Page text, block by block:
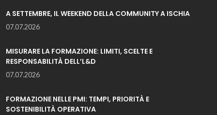
A SETTEMBRE, IL WEEKEND DELLA COMMUNITY A ISCHIA
07.07.2026
MISURARE LA FORMAZIONE: LIMITI, SCELTE E
RESPONSABILITÀ DELL’L&D
07.07.2026
FORMAZIONE NELLE PMI: TEMPI, PRIORITÀ E
SOSTENIBILITÀ OPERATIVA